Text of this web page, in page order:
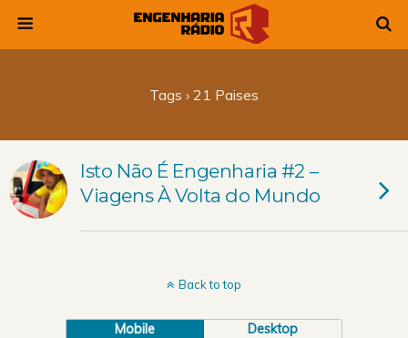
Tags › 21 Paises
Isto Não É Engenharia #2 –
Viagens À Volta do Mundo
Back to top
Mobile Desktop